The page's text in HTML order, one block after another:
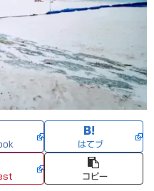
はてブ
コピー